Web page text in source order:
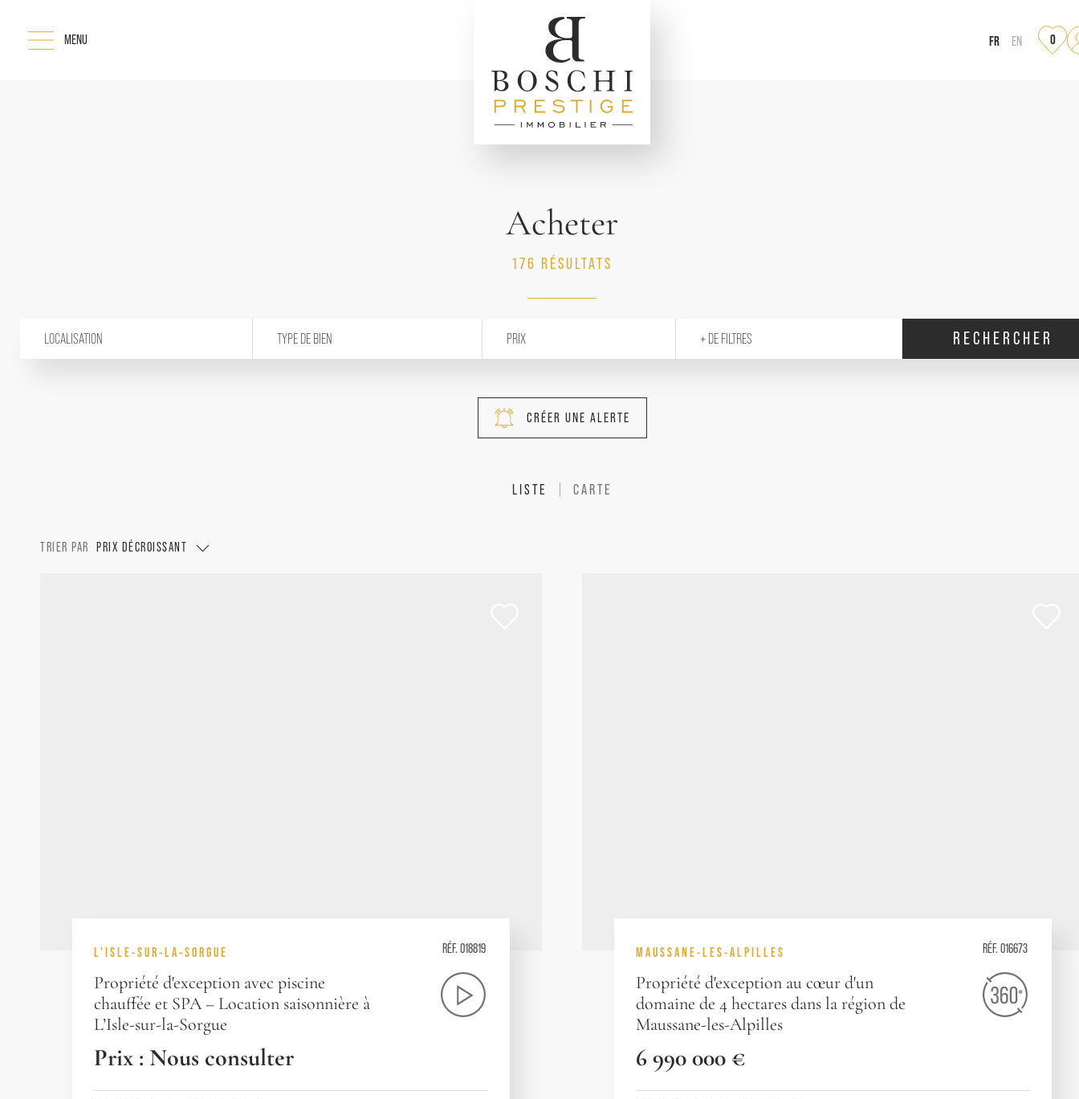
MENU FR EN 0
Acheter
176 RÉSULTATS
LOCALISATION TYPE DE BIEN PRIX + DE FILTRES RECHERCHER
CRÉER UNE ALERTE
LISTE CARTE
TRIER PAR PRIX DÉCROISSANT
L'ISLE-SUR-LA-SORGUE
Propriété d'exception avec piscine
chauffée et SPA – Location saisonnière à
L’Isle-sur-la-Sorgue
Prix : Nous consulter
RÉF. 018819 MAUSSANE-LES-ALPILLES
Propriété d'exception au cœur d'un
domaine de 4 hectares dans la région de
Maussane-les-Alpilles
6 990 000 €
RÉF. 016673